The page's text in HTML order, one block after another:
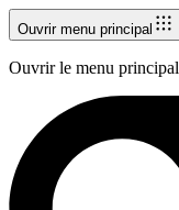
Ouvrir menu principal
Ouvrir le menu principal